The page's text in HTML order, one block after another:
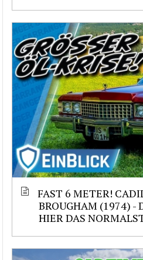
FAST 6 METER!
BROUGHAM (1974) -
HIER DAS